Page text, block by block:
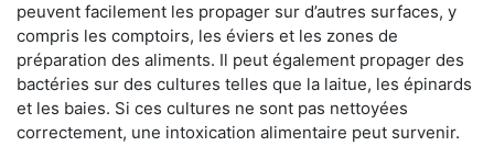
peuvent facilement les propager sur d’autres surfaces, y
compris les comptoirs, les éviers et les zones de
préparation des aliments. Il peut également propager des
bactéries sur des cultures telles que la laitue, les épinards
et les baies. Si ces cultures ne sont pas nettoyées
correctement, une intoxication alimentaire peut survenir.